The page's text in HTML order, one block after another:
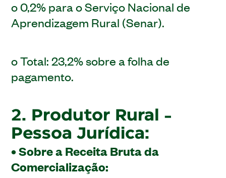
o 0,2% para o Serviço Nacional de
Aprendizagem Rural (Senar).
o Total: 23,2% sobre a folha de
pagamento.
2. Produtor Rural -
Pessoa Jurídica:
• Sobre a Receita Bruta da
Comercialização: